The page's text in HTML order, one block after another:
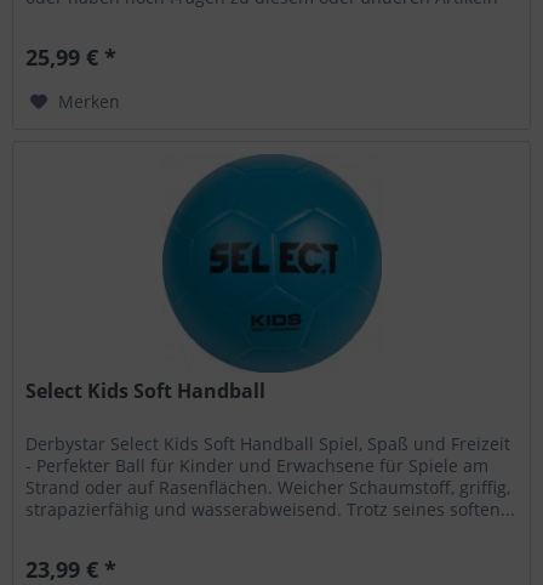
25,99 € *
Merken
Select Kids Soft Handball
Derbystar Select Kids Soft Handball Spiel, Spaß und Freizeit
- Perfekter Ball für Kinder und Erwachsene für Spiele am
Strand oder auf Rasenflächen. Weicher Schaumstoff, griffig,
strapazierfähig und wasserabweisend. Trotz seines soften...
23,99 € *